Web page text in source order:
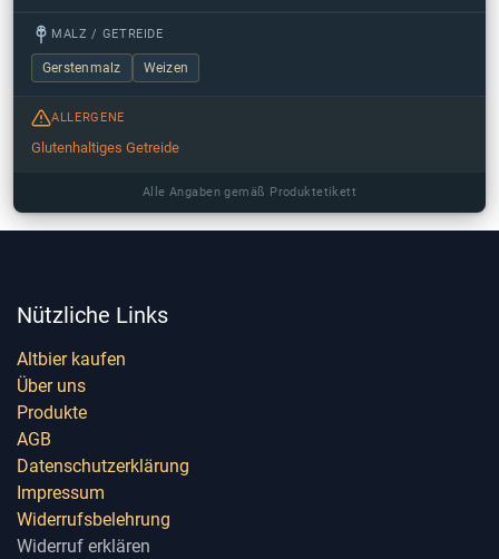
MALZ / GETREIDE
Gerstenmalz Weizen
ALLERGENE
Glutenhaltiges Getreide
Alle Angaben gemäß Produktetikett
Nützliche Links
Altbier kaufen
Über uns
Produkte
AGB
Datenschutzerklärung
Impressum
Widerrufsbelehrung
Widerruf erklären